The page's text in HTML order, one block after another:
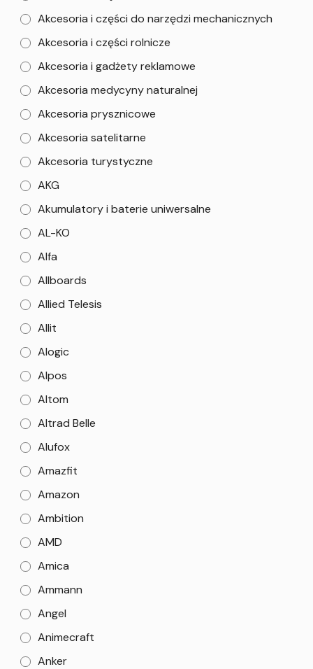
Akcesoria i części do narzędzi mechanicznych
Akcesoria i części rolnicze
Akcesoria i gadżety reklamowe
Akcesoria medycyny naturalnej
Akcesoria prysznicowe
Akcesoria satelitarne
Akcesoria turystyczne
AKG
Akumulatory i baterie uniwersalne
AL-KO
Alfa
Allboards
Allied Telesis
Allit
Alogic
Alpos
Altom
Altrad Belle
Alufox
Amazfit
Amazon
Ambition
AMD
Amica
Ammann
Angel
Animecraft
Anker